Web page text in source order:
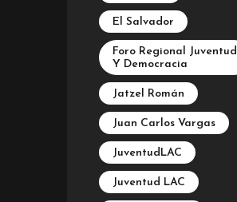
El Salvador
Foro Regional Juventud
Y Democracia
Jatzel Román
Juan Carlos Vargas
JuventudLAC
Juventud LAC